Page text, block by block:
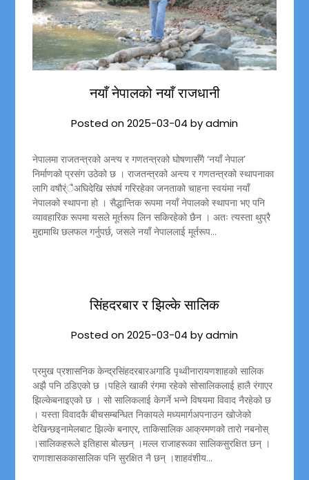
नयाँ नेपालको नयाँ राजधानी
Posted on2025-03-04 byadmin
नेपालमा राजतन्त्रको अन्त्य र गणतन्त्रको घोषणासँगै ‘नयाँ नेपाल’
निर्माणको प्रसंग उठेको छ । राजतन्त्रको अन्त्य र गणतन्त्रको स्थापनाका
लागि वषौर्ंैअघिदेखि संघर्ष गरिरहेका जनताको चाहना स्वयंमा नयाँ
नेपालको स्थापना हो । सैद्धान्तिक रूपमा नयाँ नेपालको स्थापना भए पनि
व्यावहारिक रूपमा यसले मूर्तरूप लिन सकिरहेको छैन । अतः त्यस्ता थुप्रै
मुद्दामाथि छलफल गर्नुपर्छ, जसले नयाँ नेपाललाई मूर्तरूप…
सिंहदरबार र झिल्के सालिक
Posted on2025-03-04 byadmin
प्रमुख प्रशासनिक केन्द्रसिंहदरबारअगाडि पृथ्वीनारायणशाहको सालिक
अझै पनि ठडिएको छ ।पहिले खाकी रंगमा रहेको सोसालिकलाई हालै रंगाएर
झिल्केबनाइएको छ । सो सालिकलाई केगर्ने भन्ने विषयमा विवाद नैरहेको छ
। यस्ता विवादकै बीचसम्बन्धित निकायले मध्यमार्गअपनाउन खोजेको
देखिन्छइनामेलबाट झिल्के बनाएर, ताकिसालिक आक्रमणको तारो नबनोस्
।सालिकहरूले इतिहास बोल्छन् ।मल्ल राजाहरूका सालिकसुरक्षित छन् ।
राणाशासककासालिक पनि सुरक्षित नै छन् ।शाहवंशीय…